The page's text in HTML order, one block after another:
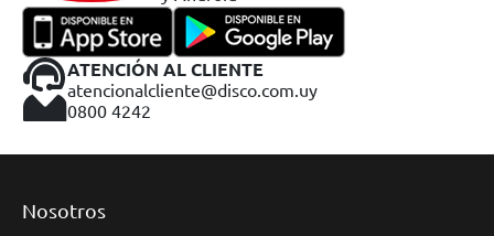
ATENCIÓN AL CLIENTE
atencionalcliente@disco.com.uy
0800 4242
Nosotros